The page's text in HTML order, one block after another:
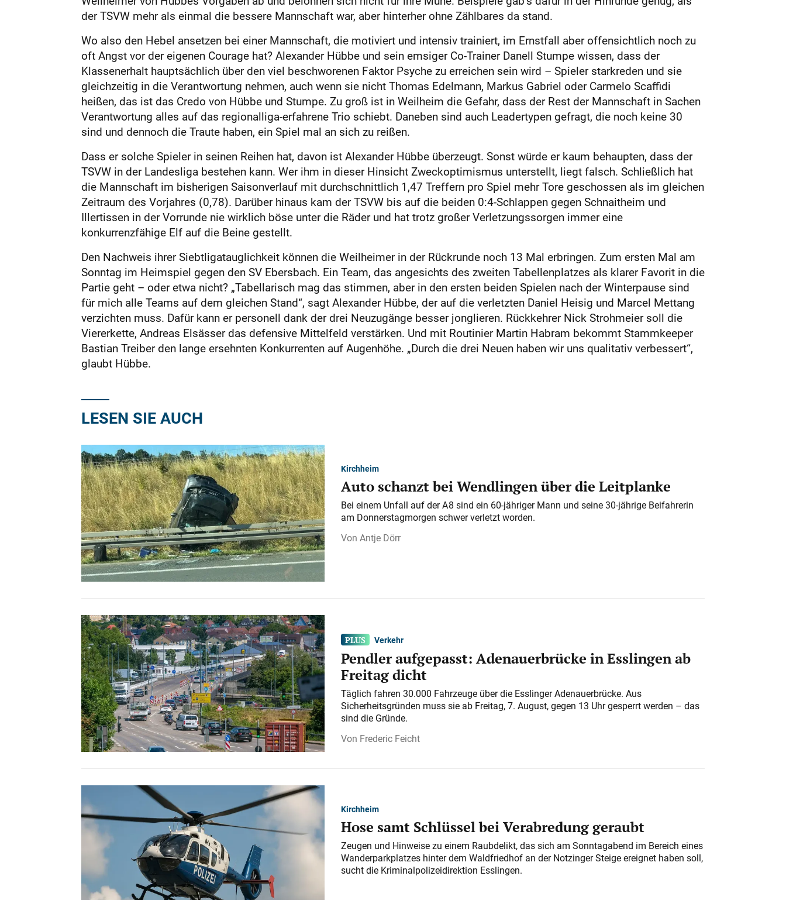
der TSVW mehr als einmal die bessere Mannschaft war, aber hinterher ohne Zählbares da stand.
Wo also den Hebel ansetzen bei einer Mannschaft, die motiviert und intensiv trainiert, im Ernstfall aber offensichtlich noch zu
oft Angst vor der eigenen Courage hat? Alexander Hübbe und sein emsiger Co-Trainer Danell Stumpe wissen, dass der
Klassenerhalt hauptsächlich über den viel beschworenen Faktor Psyche zu erreichen sein wird – Spieler starkreden und sie
gleichzeitig in die Verantwortung nehmen, auch wenn sie nicht Thomas Edelmann, Markus Gabriel oder Carmelo Scaffidi
heißen, das ist das Credo von Hübbe und Stumpe. Zu groß ist in Weilheim die Gefahr, dass der Rest der Mannschaft in Sachen
Verantwortung alles auf das regionalliga-erfahrene Trio schiebt. Daneben sind auch Leadertypen gefragt, die noch keine 30
sind und dennoch die Traute haben, ein Spiel mal an sich zu reißen.
Dass er solche Spieler in seinen Reihen hat, davon ist Alexander Hübbe überzeugt. Sonst würde er kaum behaupten, dass der
TSVW in der Landesliga bestehen kann. Wer ihm in dieser Hinsicht Zweckoptimismus unterstellt, liegt falsch. Schließlich hat
die Mannschaft im bisherigen Saisonverlauf mit durchschnittlich 1,47 Treffern pro Spiel mehr Tore geschossen als im gleichen
Zeitraum des Vorjahres (0,78). Darüber hinaus kam der TSVW bis auf die beiden 0:4-Schlappen gegen Schnaitheim und
Illertissen in der Vorrunde nie wirklich böse unter die Räder und hat trotz großer Verletzungssorgen immer eine
konkurrenzfähige Elf auf die Beine gestellt.
Den Nachweis ihrer Siebtligatauglichkeit können die Weilheimer in der Rückrunde noch 13 Mal erbringen. Zum ersten Mal am
Sonntag im Heimspiel gegen den SV Ebersbach. Ein Team, das angesichts des zweiten Tabellenplatzes als klarer Favorit in die
Partie geht – oder etwa nicht? „Tabellarisch mag das stimmen, aber in den ersten beiden Spielen nach der Winterpause sind
für mich alle Teams auf dem gleichen Stand“, sagt Ale­xander Hübbe, der auf die verletzten Daniel Heisig und Marcel Mettang
verzichten muss. Dafür kann er personell dank der drei Neuzugänge besser jonglieren. Rückkehrer Nick Strohmeier soll die
Viererkette, Andreas Elsässer das defensive Mittelfeld verstärken. Und mit Routinier Martin Habram bekommt Stammkeeper
Bastian Treiber den lange ersehnten Konkurrenten auf Augenhöhe. „Durch die drei Neuen haben wir uns qualitativ verbessert“,
glaubt Hübbe.
LESEN SIE AUCH
Kirchheim
Auto schanzt bei Wendlingen über die Leitplanke
Bei einem Unfall auf der A 8 sind ein 60-jähriger Mann und seine 30-jährige Beifahrerin
am Donnerstagmorgen schwer verletzt worden.
Antje Dörr
Verkehr
Pendler aufgepasst: Adenauerbrücke in Esslingen ab
Freitag dicht
Täglich fahren 30.000 Fahrzeuge über die Esslinger Adenauerbrücke. Aus
Sicherheitsgründen muss sie ab Freitag, 7. August, gegen 13 Uhr gesperrt werden – das
sind die Gründe.
Frederic Feicht
Kirchheim
Hose samt Schlüssel bei Verabredung geraubt
Zeugen und Hinweise zu einem Raubdelikt, das sich am Sonntagabend im Bereich eines
Wanderparkplatzes hinter dem Waldfriedhof an der Notzinger Steige ereignet haben soll,
sucht die Kriminalpolizeidirektion Esslingen.